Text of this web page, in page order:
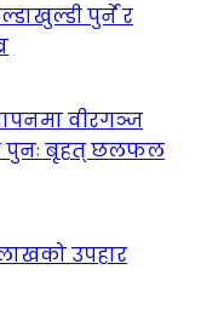
पुर्ने र
वीरगञ्ज
पुनः बृहत् छलफल
उपहार